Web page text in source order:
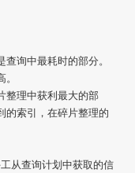
询中最耗时的部分。
整理中获利最大的部
的索引，在碎片整理的
从查询计划中获取的信